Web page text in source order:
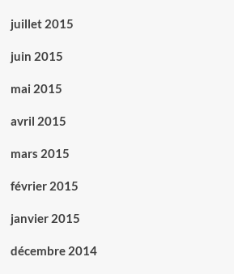
juillet 2015
juin 2015
mai 2015
avril 2015
mars 2015
février 2015
janvier 2015
décembre 2014